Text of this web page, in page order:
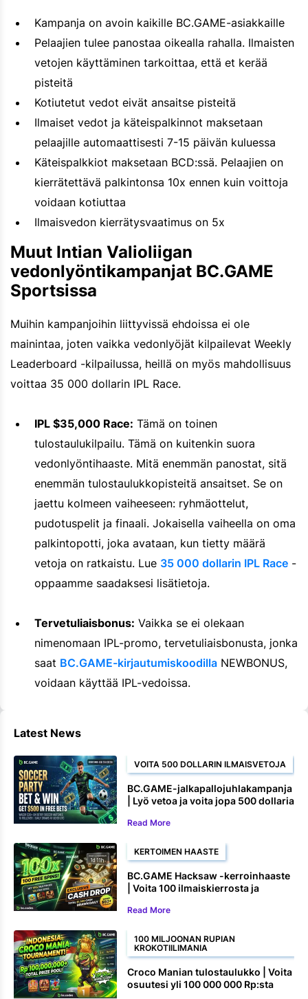
Kampanja on avoin kaikille BC.GAME-asiakkaille
Pelaajien tulee panostaa oikealla rahalla. Ilmaisten
vetojen käyttäminen tarkoittaa, että et kerää
pisteitä
Kotiutetut vedot eivät ansaitse pisteitä
Ilmaiset vedot ja käteispalkinnot maksetaan
pelaajille automaattisesti 7-15 päivän kuluessa
Käteispalkkiot maksetaan BCD:ssä. Pelaajien on
kierrätettävä palkintonsa 10x ennen kuin voittoja
voidaan kotiuttaa
Ilmaisvedon kierrätysvaatimus on 5x
Muut Intian Valioliigan
vedonlyöntikampanjat BC.GAME
Sportsissa
Muihin kampanjoihin liittyvissä ehdoissa ei ole
mainintaa, joten vaikka vedonlyöjät kilpailevat Weekly
Leaderboard -kilpailussa, heillä on myös mahdollisuus
voittaa 35 000 dollarin IPL Race.
IPL $35,000 Race: Tämä on toinen
tulostaulukilpailu. Tämä on kuitenkin suora
vedonlyöntihaaste. Mitä enemmän panostat, sitä
enemmän tulostaulukkopisteitä ansaitset. Se on
jaettu kolmeen vaiheeseen: ryhmäottelut,
pudotuspelit ja finaali. Jokaisella vaiheella on oma
palkintopotti, joka avataan, kun tietty määrä
vetoja on ratkaistu. Lue 35 000 dollarin IPL Race -
oppaamme saadaksesi lisätietoja.
Tervetuliaisbonus: Vaikka se ei olekaan
nimenomaan IPL-promo, tervetuliaisbonusta, jonka
saat BC.GAME-kirjautumiskoodilla NEWBONUS,
voidaan käyttää IPL-vedoissa.
Latest News
VOITA 500 DOLLARIN ILMAISVETOJA
BC.GAME-jalkapallojuhlakampanja
| Lyö vetoa ja voita jopa 500 dollaria
Read More
KERTOIMEN HAASTE
BC.GAME Hacksaw -kerroinhaaste
| Voita 100 ilmaiskierrosta ja
Read More
100 MILJOONAN RUPIAN
KROKOTIILIMANIA
Croco Manian tulostaulukko | Voita
osuutesi yli 100 000 000 Rp:sta